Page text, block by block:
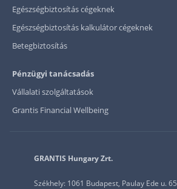
Egészségbiztosítás cégeknek
Egészségbiztosítás kalkulátor cégeknek
Betegbiztosítás
Pénzügyi tanácsadás
Vállalati szolgáltatások
Grantis Financial Wellbeing
GRANTIS Hungary Zrt.
Székhely: 1061 Budapest, Paulay Ede u. 65